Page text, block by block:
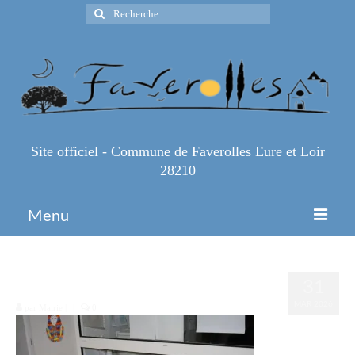
Rechercher
:
Site officiel - Commune de Faverolles Eure et Loir
28210
Menu
Infos Pratiques